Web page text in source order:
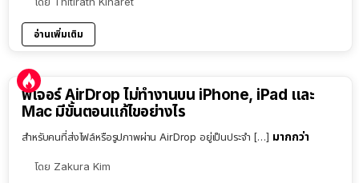
อ่านเพิ่มเติม
ฟีเจอร์ AirDrop ไม่ทำงานบน iPhone, iPad และ
Mac มีขั้นตอนแก้ไขอย่างไร
สำหรับคนที่ส่งไฟล์หรือรูปภาพผ่าน AirDrop อยู่เป็นประจำ […] มากกว่า
โดย Zakura Kim